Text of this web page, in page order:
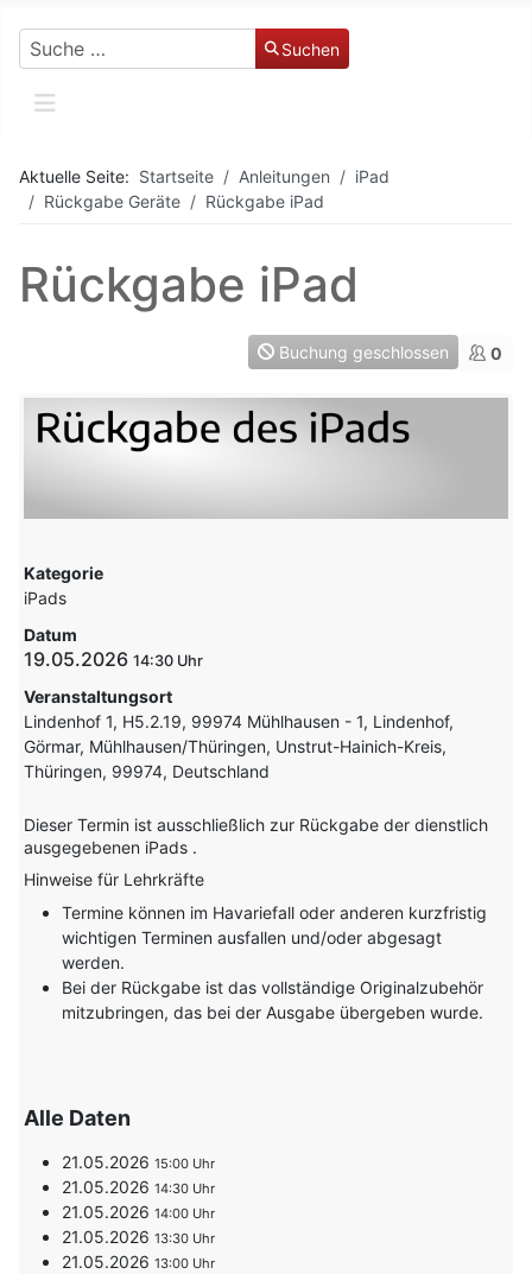
Suchen Suchen
Aktuelle Seite: Startseite Anleitungen
iPad
Rückgabe Geräte
Rückgabe iPad
Rückgabe iPad
Buchung geschlossen 0
Kategorie
iPads
Datum
19.05.2026 14:30
Veranstaltungsort
Lindenhof 1, H5.2.19, 99974 Mühlhausen - 1, Lindenhof,
Görmar, Mühlhausen/Thüringen, Unstrut-Hainich-Kreis,
Thüringen, 99974, Deutschland
Dieser Termin ist ausschließlich zur Rückgabe der dienstlich
ausgegebenen iPads .
Hinweise für Lehrkräfte
Termine können im Havariefall oder anderen kurzfristig
wichtigen Terminen ausfallen und/oder abgesagt
werden.
Bei der Rückgabe ist das vollständige Originalzubehör
mitzubringen, das bei der Ausgabe übergeben wurde.
Alle Daten
21.05.202615:00
21.05.202614:30
21.05.202614:00
21.05.202613:30
21.05.202613:00